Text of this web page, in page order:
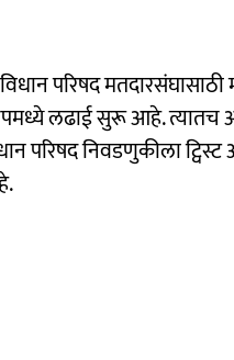
परिषद
लढाई सुरू आहे. त्यातच
परिषद निवडणुकीला